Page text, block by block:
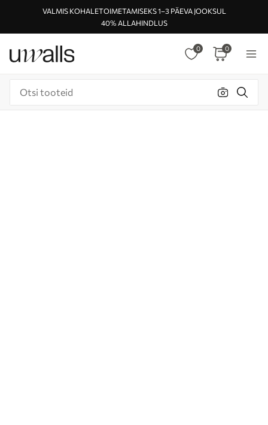
VALMIS KOHALETOIMETAMISEKS 1–3 PÄEVA JOOKSUL
40% ALLAHINDLUS
0 0